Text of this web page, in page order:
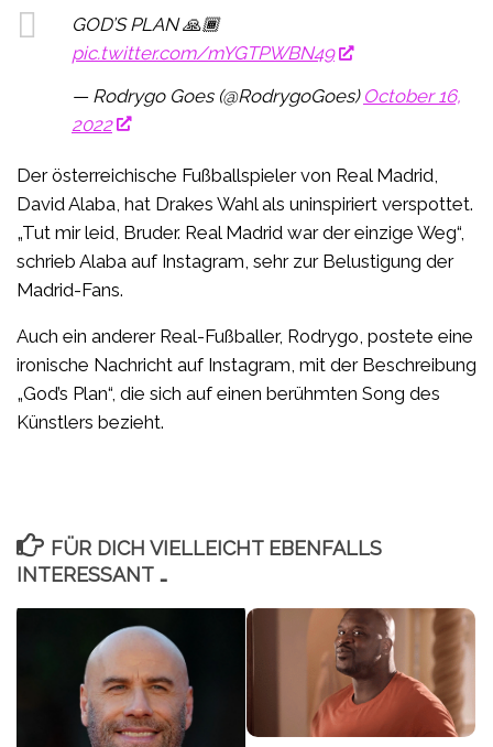
GOD’S PLAN 🙏🏾
pic.twitter.com/mYGTPWBN49
— Rodrygo Goes (@RodrygoGoes) October 16,
2022
Der österreichische Fußballspieler von Real Madrid,
David Alaba, hat Drakes Wahl als uninspiriert verspottet.
„Tut mir leid, Bruder. Real Madrid war der einzige Weg“,
schrieb Alaba auf Instagram, sehr zur Belustigung der
Madrid-Fans.
Auch ein anderer Real-Fußballer, Rodrygo, postete eine
ironische Nachricht auf Instagram, mit der Beschreibung
„God’s Plan“, die sich auf einen berühmten Song des
Künstlers bezieht.
FÜR DICH VIELLEICHT EBENFALLS
INTERESSANT …